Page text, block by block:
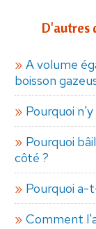
D'autres
A volume
boisson
Pourquoi
Pourquoi
côté ?
Pourquoi a-
Comment